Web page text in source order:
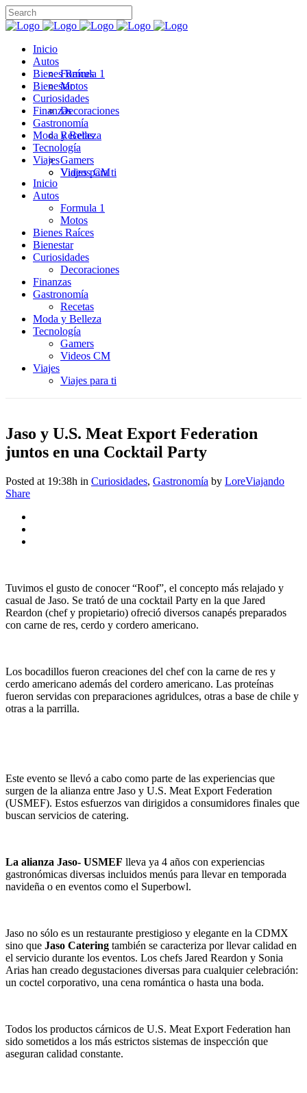
Inicio
Autos
Formula 1
Motos
Bienes Raíces
Bienestar
Curiosidades
Decoraciones
Finanzas
Gastronomía
Recetas
Moda y Belleza
Tecnología
Gamers
Videos CM
Viajes
Viajes para ti
Inicio
Autos
Formula 1
Motos
Bienes Raíces
Bienestar
Curiosidades
Decoraciones
Finanzas
Gastronomía
Recetas
Moda y Belleza
Tecnología
Gamers
Videos CM
Viajes
Viajes para ti
Jaso y U.S. Meat Export Federation
juntos en una Cocktail Party
Posted at 19:38h in Curiosidades, Gastronomía by LoreViajando
Share
Tuvimos el gusto de conocer “Roof”, el concepto más relajado y
casual de Jaso. Se trató de una cocktail Party en la que Jared
Reardon (chef y propietario) ofreció diversos canapés preparados
con carne de res, cerdo y cordero americano.
Los bocadillos fueron creaciones del chef con la carne de res y
cerdo americano además del cordero americano. Las proteínas
fueron servidas con preparaciones agridulces, otras a base de chile y
otras a la parrilla.
Este evento se llevó a cabo como parte de las experiencias que
surgen de la alianza entre Jaso y U.S. Meat Export Federation
(USMEF). Estos esfuerzos van dirigidos a consumidores finales que
buscan servicios de catering.
La alianza Jaso- USMEF lleva ya 4 años con experiencias
gastronómicas diversas incluidos menús para llevar en temporada
navideña o en eventos como el Superbowl.
Jaso no sólo es un restaurante prestigioso y elegante en la CDMX
sino que Jaso Catering también se caracteriza por llevar calidad en
el servicio durante los eventos. Los chefs Jared Reardon y Sonia
Arias han creado degustaciones diversas para cualquier celebración:
un coctel corporativo, una cena romántica o hasta una boda.
Todos los productos cárnicos de U.S. Meat Export Federation han
sido sometidos a los más estrictos sistemas de inspección que
aseguran calidad constante.